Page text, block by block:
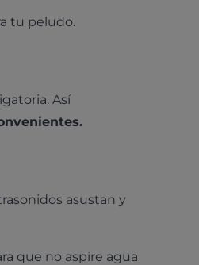
tu peludo.
Así
asustan y
que no aspire agua